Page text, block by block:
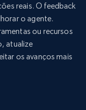
reais. O feedback
o agente.
ou recursos
atualize
os avanços mais